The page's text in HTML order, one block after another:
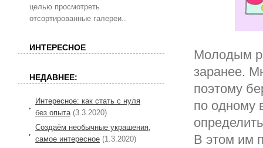
Молодым
заранее.
поэтому
по одному
В этом им
целью просмотреть
отсортированные галереи..
ИНТЕРЕСНОЕ
НЕДАВНЕЕ:
Интересное: как стать с нуля
без опыта (3.3.2020)
Создаём необычные украшения,
самое интересное (1.3.2020)